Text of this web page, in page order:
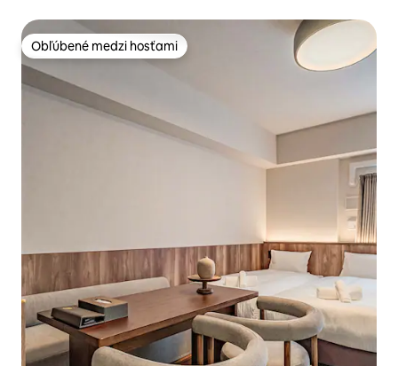
Obľúbené medzi hosťami
Obľúbené medzi hosťami